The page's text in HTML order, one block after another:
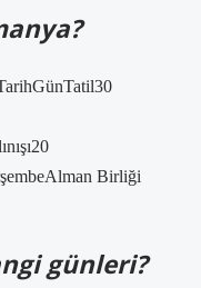
Birliği
günleri?